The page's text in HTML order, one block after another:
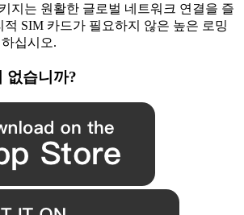
지는 원활한 글로벌 네트워크 연결을 즐
적 SIM 카드가 필요하지 않은 높은 로밍
십시오.
없습니까?